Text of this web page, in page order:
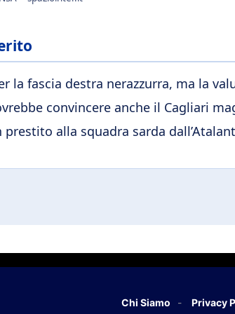
la fascia destra nerazzurra, ma la
convincere anche il Cagliari
alla squadra sarda
Chi Siamo Privacy